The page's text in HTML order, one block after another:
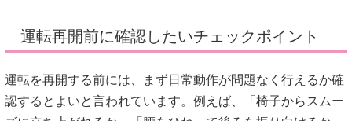
運転再開前に確認したいチェックポイント
運転を再開する前には、まず日常動作が問題なく行えるか確
認するとよいと言われています。例えば、「椅子からスムー